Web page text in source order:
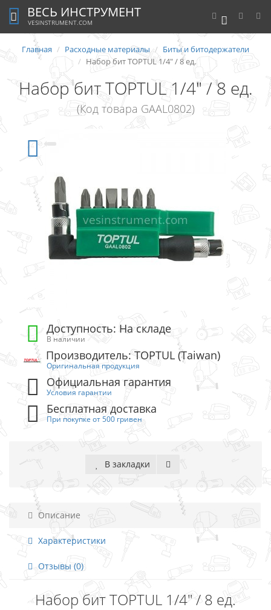
0
ВЕСЬ ИНСТРУМЕНТ
VESINSTRUMENT.COM
Главная Расходные материалы
Биты и битодержатели
Набор бит TOPTUL 1/4" / 8 ед.
Набор бит TOPTUL 1/4" / 8 ед.
(Код товара GAAL0802)
Доступность: На складе
В наличии
Производитель: TOPTUL (Taiwan)
Оригинальная продукция
Официальная гарантия
Условия гарантии
Бесплатная доставка
При покупке от 500 гривен
В закладки
Описание
Характеристики
Отзывы (0)
Набор бит TOPTUL 1/4" / 8 ед.